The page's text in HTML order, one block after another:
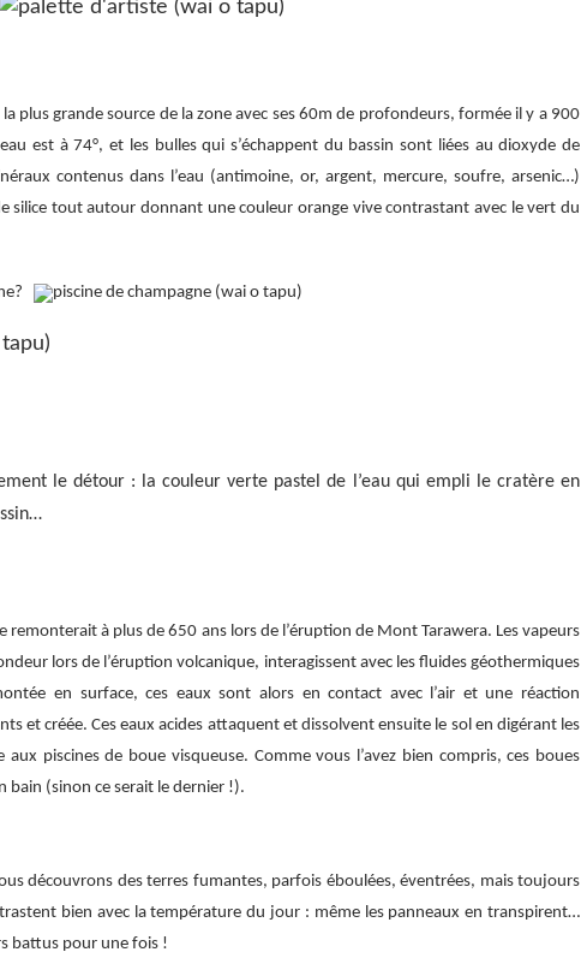
plus grande source de la zone avec ses 60m de profondeurs, formée il y a 900
est à 74°, et les bulles qui s’échappent du bassin sont liées au dioxyde de
contenus dans l’eau (antimoine, or, argent, mercure, soufre, arsenic…)
silice tout autour donnant une couleur orange vive contrastant avec le vert du
le détour : la couleur verte pastel de l’eau qui empli le cratère en
à plus de 650 ans lors de l’éruption de Mont Tarawera. Les vapeurs
lors de l’éruption volcanique, interagissent avec les fluides géothermiques
en surface, ces eaux sont alors en contact avec l’air et une réaction
et créée. Ces eaux acides attaquent et dissolvent ensuite le sol en digérant les
piscines de boue visqueuse. Comme vous l’avez bien compris, ces boues
bain (sinon ce serait le dernier !).
des terres fumantes, parfois éboulées, éventrées, mais toujours
bien avec la température du jour : même les panneaux en transpirent…
battus pour une fois !